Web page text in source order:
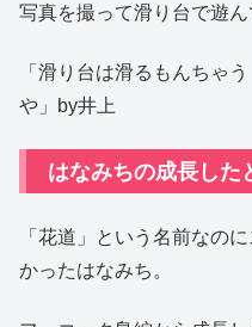
写真を撮って滑り台で遊
「滑り台は滑るもんちゃ
や」by井上
はなみちの成長した
「花道」という名前なの
かったはなみち。